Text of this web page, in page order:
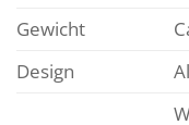
Gewicht
Design